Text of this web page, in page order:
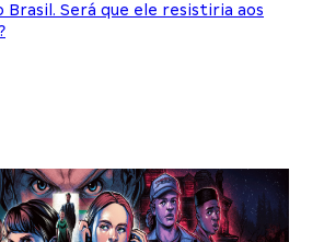
Brasil. Será que ele resistiria aos